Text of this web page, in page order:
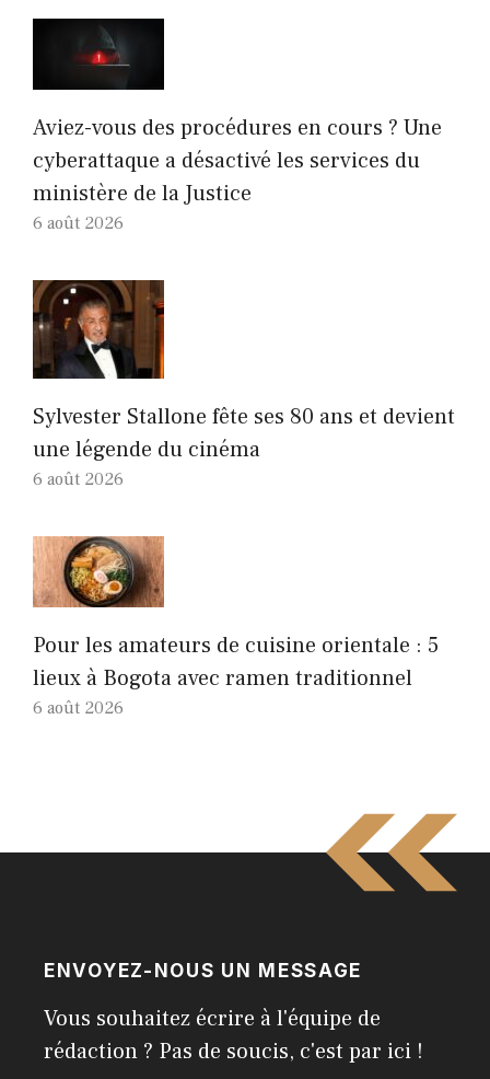
Aviez-vous des procédures en cours ? Une
cyberattaque a désactivé les services du
ministère de la Justice
6 août 2026
Sylvester Stallone fête ses 80 ans et devient
une légende du cinéma
6 août 2026
Pour les amateurs de cuisine orientale : 5
lieux à Bogota avec ramen traditionnel
6 août 2026
ENVOYEZ-NOUS UN MESSAGE
Vous souhaitez écrire à l'équipe de
rédaction ? Pas de soucis, c'est par ici !